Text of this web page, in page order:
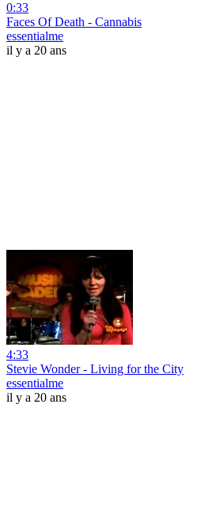
0:33
Faces Of Death - Cannabis
essentialme
il y a 20 ans
4:33
Stevie Wonder - Living for the City
essentialme
il y a 20 ans